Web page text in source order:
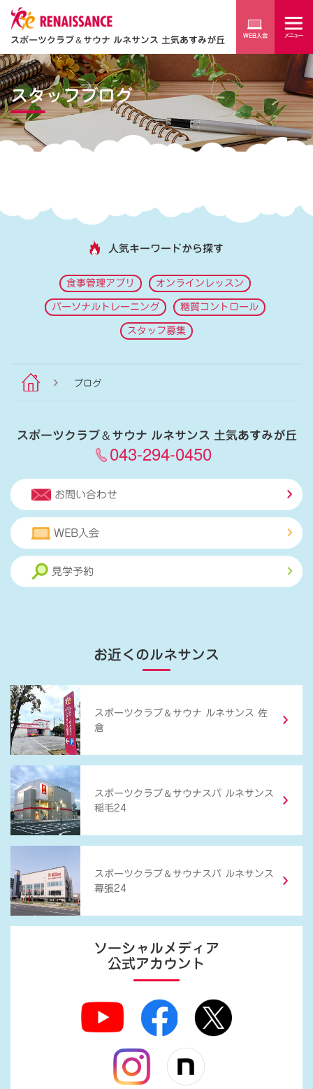
スポーツクラブ＆サウナ ルネサンス 土気あすみが丘
スタッフブログ
人気キーワードから探す
食事管理アプリ オンラインレッスン
パーソナルトレーニング 糖質コントロール
スタッフ募集
ブログ
スポーツクラブ＆サウナ ルネサンス 土気あすみが丘
043-294-0450
お問い合わせ
WEB入会
見学予約
お近くのルネサンス
スポーツクラブ ＆ サウナ ルネサンス 佐
倉
スポーツクラブ ＆ サウナスパ ルネサンス
稲毛24
スポーツクラブ ＆ サウナスパ ルネサンス
幕張24
ソーシャルメディア
公式アカウント